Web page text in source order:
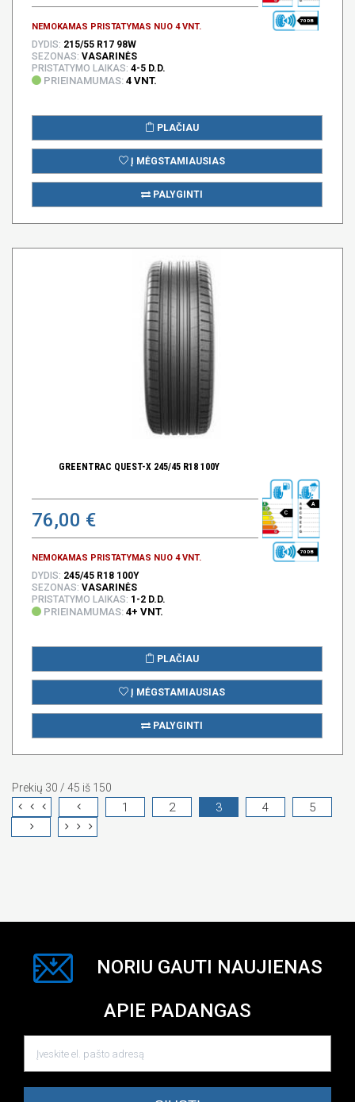
NEMOKAMAS PRISTATYMAS NUO 4 VNT.
70 DB
DYDIS: 215/55 R17 98W
SEZONAS: VASARINĖS
PRISTATYMO LAIKAS: 4-5 D.D.
PRIEINAMUMAS: 4 VNT.
PLAČIAU
Į MĖGSTAMIAUSIAS
PALYGINTI
GREENTRAC QUEST-X 245/45 R18 100Y
76,00 €
NEMOKAMAS PRISTATYMAS NUO 4 VNT.
C
A
70 DB
DYDIS: 245/45 R18 100Y
SEZONAS: VASARINĖS
PRISTATYMO LAIKAS: 1-2 D.D.
PRIEINAMUMAS: 4+ VNT.
PLAČIAU
Į MĖGSTAMIAUSIAS
PALYGINTI
Prekių 30 / 45 iš 150
1 2 3 4 5
NORIU GAUTI NAUJIENAS
APIE PADANGAS